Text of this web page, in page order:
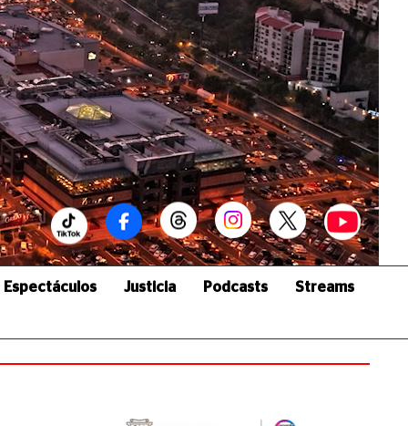
Espectáculos Justicia Podcasts Streams